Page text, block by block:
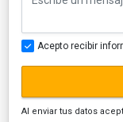
Acepto recibir
Al enviar tus datos